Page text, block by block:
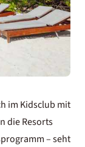
im Kidsclub mit
die Resorts
– seht